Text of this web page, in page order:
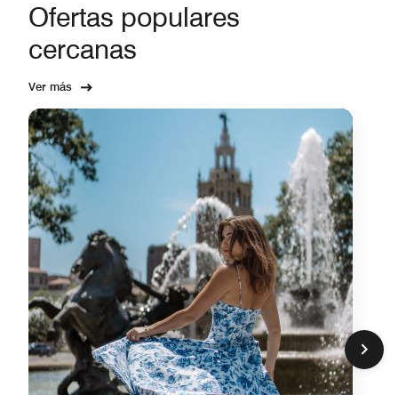
Ofertas populares
cercanas
Ver más